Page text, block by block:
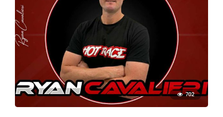
702